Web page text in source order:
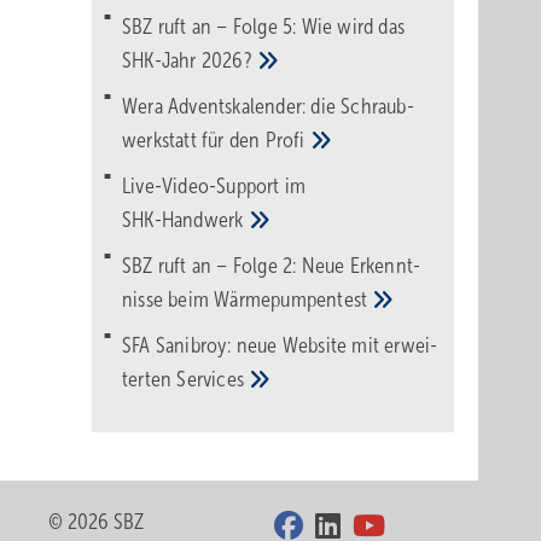
SBZ ruft an – Folge 5: Wie wird das
SHK-Jahr 2026?
Wera Adventskalender: die Schraub­
werk­statt für den Pro­fi
Live-Video-Support im
SHK-Handwerk
SBZ ruft an – Folge 2: Neue Erkennt­
nisse beimWärme­pumpen­test
SFA Sanibroy: neue Web­site mit erwei­
tertenServices
© 2026 SBZ